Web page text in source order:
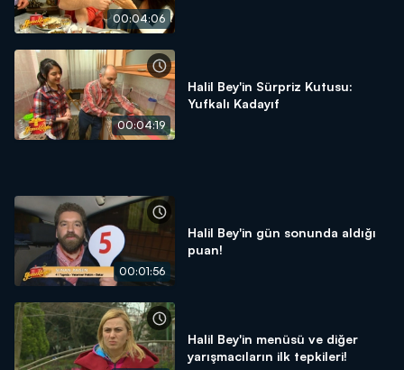
00:04:06
00:04:19
Halil Bey'in Sürpriz Kutusu:
Yufkalı Kadayıf
00:01:56
Halil Bey'in gün sonunda aldığı
puan!
Halil Bey'in menüsü ve diğer
yarışmacıların ilk tepkileri!